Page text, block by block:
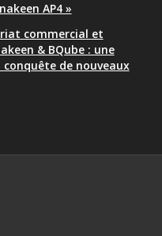
AP4 »
commercial et
& BQube : une
de nouveaux